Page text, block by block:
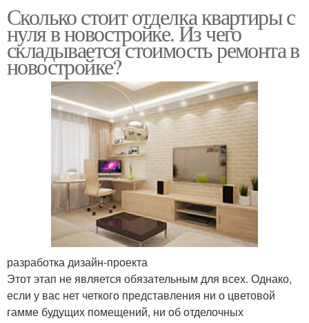
Сколько стоит отделка квартиры с
нуля в новостройке. Из чего
складывается стоимость ремонта в
новостройке?
разработка дизайн-проекта
Этот этап не является обязательным для всех. Однако,
если у вас нет четкого представления ни о цветовой
гамме будущих помещений, ни об отделочных